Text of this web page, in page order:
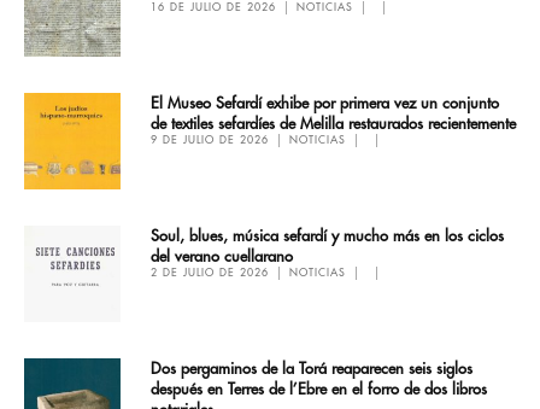
16 DE JULIO DE 2026 NOTICIAS
El Museo Sefardí exhibe por primera vez un conjunto
de textiles sefardíes de Melilla restaurados recientemente
9 DE JULIO DE 2026 NOTICIAS
Soul, blues, música sefardí y mucho más en los ciclos
del verano cuellarano
2 DE JULIO DE 2026 NOTICIAS
Dos pergaminos de la Torá reaparecen seis siglos
después en Terres de l’Ebre en el forro de dos libros